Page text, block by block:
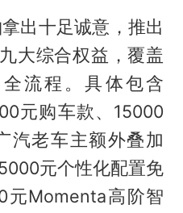
出十足诚意，推出
大综合权益，覆盖
流程。具体包含
元购车款、15000
汽老车主额外叠加
元个性化配置免
元Momenta高阶智